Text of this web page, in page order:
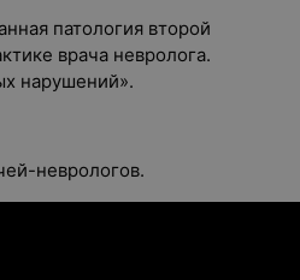
патология второй
врача невролога.
нарушений».
неврологов.